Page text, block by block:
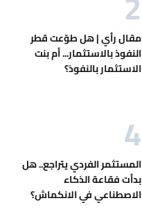
مقال رأي | هل طوّعت قطر
النفوذ بالاستثمار... أم بنت
الاستثمار بالنفوذ؟
المستثمر الفردي يتراجع.. هل
بدأت فقاعة الذكاء
الاصطناعي في الانكماش؟